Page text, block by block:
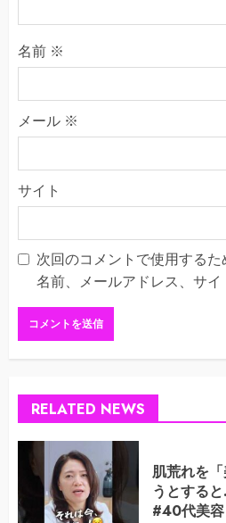
名前 ※
メール ※
サイト
次回のコメントで使用する
名前、メールアドレス、サイ
RELATED NEWS
肌荒れを
うとする
#40代美容